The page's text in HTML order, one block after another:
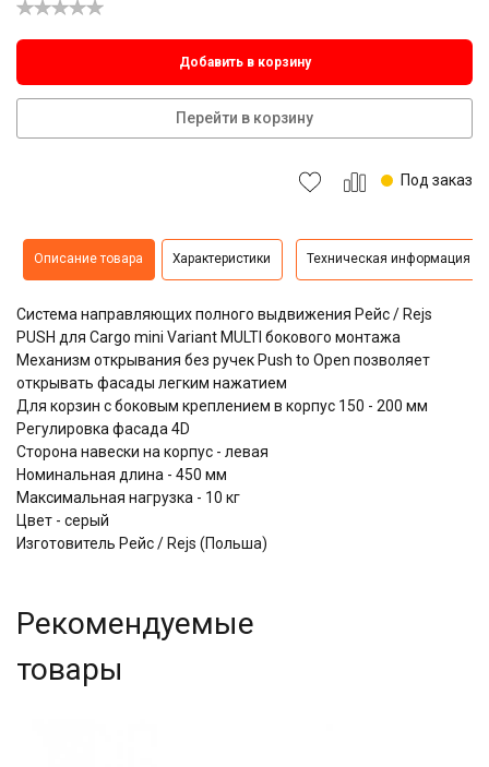
Добавить в корзину
Перейти в корзину
Под заказ
Описание товара Характеристики Техническая информация
Система направляющих полного выдвижения Рейс / Rejs
PUSH для Cargo mini Variant MULTI бокового монтажа
Механизм открывания без ручек Push to Open позволяет
открывать фасады легким нажатием
Для корзин с боковым креплением в корпус 150 - 200 мм
Регулировка фасада 4D
Сторона навески на корпус - левая
Номинальная длина - 450 мм
Максимальная нагрузка - 10 кг
Цвет - серый
Изготовитель Рейс / Rejs (Польша)
Рекомендуемые
товары